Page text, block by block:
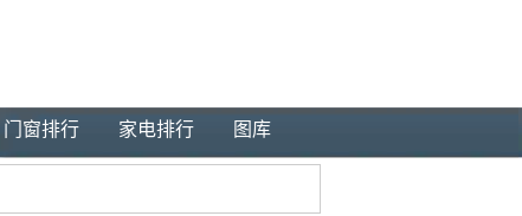
门窗排行 家电排行 图库